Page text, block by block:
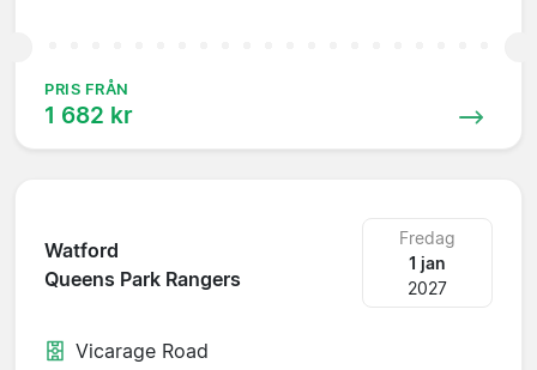
PRIS FRÅN
1 682 kr
Watford
Queens Park Rangers
Fredag
1 jan
2027
Vicarage Road